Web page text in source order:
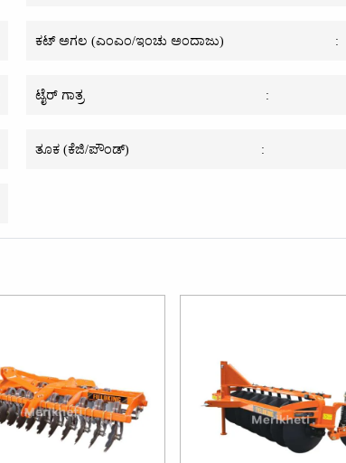
ಕಟ್ ಅಗಲ (ಎಂಎಂ/ಇಂಚು ಅಂದಾಜು) :
ಟೈರ್ ಗಾತ್ರ :
ತೂಕ (ಕೆಜಿ/ಪೌಂಡ್) :